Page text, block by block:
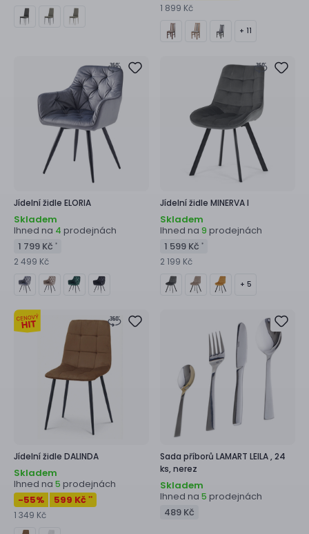
1 899 Kč
+ 11
Jídelní židle ELORIA
Skladem
Ihned na 4 prodejnách
1 799 Kč *
2 499 Kč
Jídelní židle MINERVA I
Skladem
Ihned na 9 prodejnách
1 599 Kč *
2 199 Kč
+ 5
Jídelní židle DALINDA
Skladem
Ihned na 5 prodejnách
-55% 599 Kč **
1 349 Kč
Sada příborů LAMART LEILA ,24
ks, nerez
Skladem
Ihned na 5 prodejnách
489 Kč